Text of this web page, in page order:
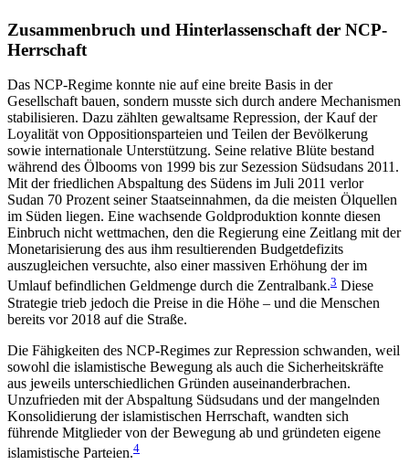
Zusammenbruch und Hinterlassenschaft der NCP-
Herrschaft
Das NCP-Regime konnte nie auf eine breite Basis in der
Gesellschaft bauen, sondern musste sich durch andere Mechanismen
stabilisieren. Dazu zählten gewaltsame Repression, der Kauf der
Loyalität von Oppositionsparteien und Teilen der Bevölkerung
sowie internationale Unterstützung. Seine relative Blüte bestand
während des Ölbooms von 1999 bis zur Sezession Südsudans 2011.
Mit der friedlichen Abspaltung des Südens im Juli 2011 verlor
Sudan 70 Prozent seiner Staatseinnahmen, da die meisten Ölquellen
im Süden liegen. Eine wachsende Gold­produktion konnte diesen
Einbruch nicht wett­machen, den die Regierung eine Zeitlang mit der
Monetarisierung des aus ihm resultierenden Budgetdefizits
auszugleichen versuchte, also einer massiven Erhöhung der im
Umlauf befindlichen Geldmenge durch die Zentralbank.3 Diese
Strategie trieb jedoch die Preise in die Höhe – und die Menschen
bereits vor 2018 auf die Straße.
Die Fähigkeiten des NCP-Regimes zur Repression schwanden, weil
sowohl die islamistische Bewegung als auch die Sicherheitskräfte
aus jeweils unterschiedlichen Gründen auseinanderbrachen.
Unzufrieden mit der Abspaltung Südsudans und der mangelnden
Konsolidierung der islamistischen Herrschaft, wand­ten sich
führende Mitglieder von der Bewegung ab und gründeten eigene
islamistische Parteien.4